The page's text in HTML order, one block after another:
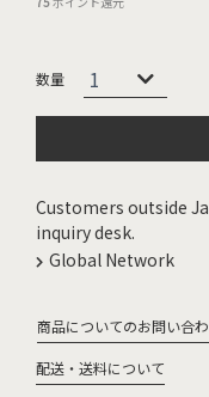
Customers outside
inquiry desk.
Global Network
商品についてのお問い合
配送・送料について